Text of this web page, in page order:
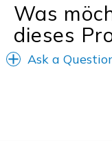
Was
dieses
Ask a